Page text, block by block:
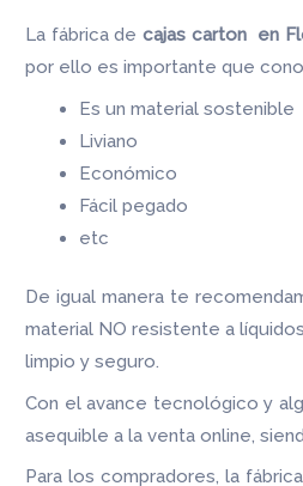
La fábrica de cajas carton en
por ello es importante que
Es un material sostenible
Liviano
Económico
Fácil pegado
etc
De igual manera te
material NO resistente a
limpio y seguro.
Con el avance tecnológico y
asequible a la venta online,
Para los compradores, la